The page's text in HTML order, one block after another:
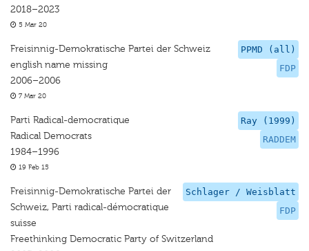
2018–2023
5 Mar 20
PPMD (all)
FDP
Freisinnig-Demokratische Partei der Schweiz
english name missing
2006–2006
7 Mar 20
Ray (1999)
RADDEM
Parti Radical-democratique
Radical Democrats
1984–1996
19 Feb 15
Schlager / Weisblatt
FDP
Freisinnig-Demokratische Partei der
Schweiz, Parti radical-démocratique
suisse
Freethinking Democratic Party of Switzerland